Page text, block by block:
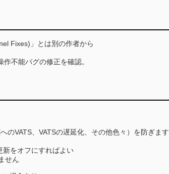
Fixes)」とは別の作者から
不能バグの修正を確認。
のVATS、VATSの遅延化、その他色々）を防ぎます
新をオフにすればよい
せん